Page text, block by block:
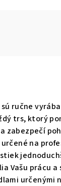
ručne
trs, ktorý
zabezpečí
na
Vašu prácu
určenými